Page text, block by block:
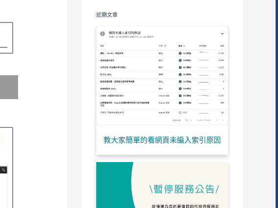
近期文章
教大家簡單的看網頁未編入索引原因